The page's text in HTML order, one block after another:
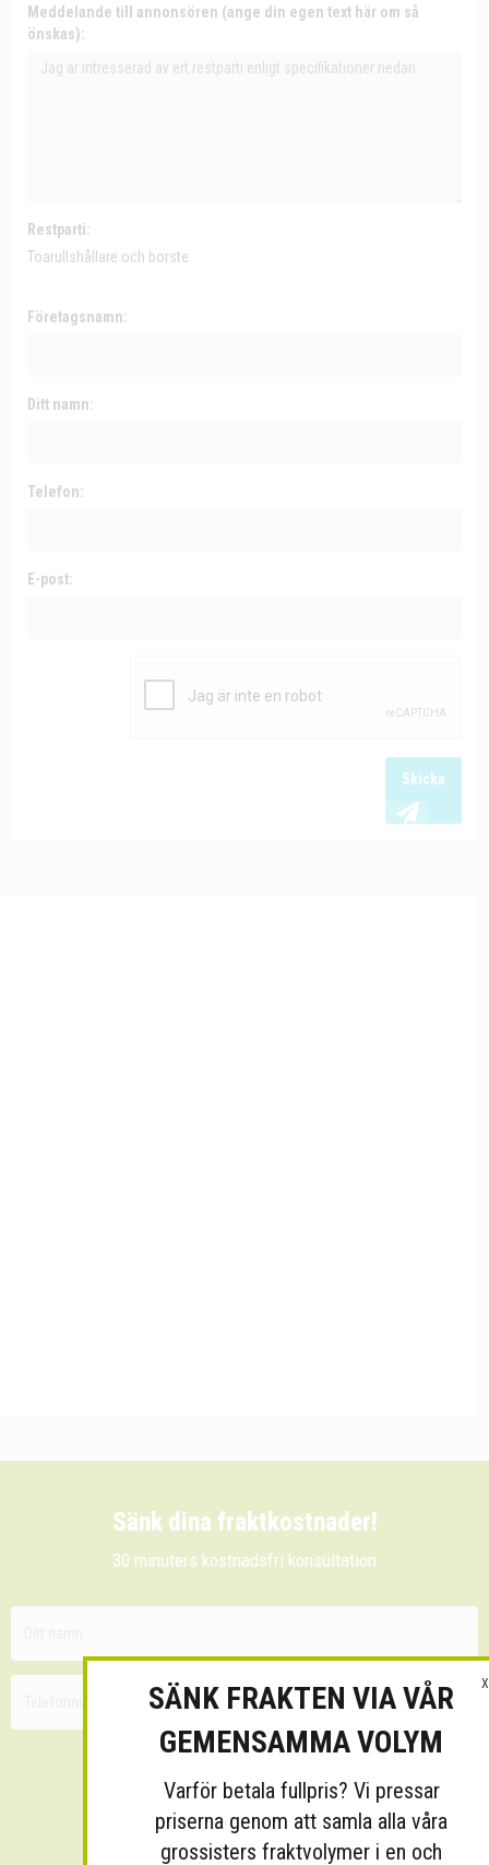
Meddelande till annonsören (ange din egen text här om så
önskas):
Restparti:
Toarullshållare och borste
Företagsnamn:
Ditt namn:
Telefon:
E-post:
Skicka
Sänk dina fraktkostnader!
30 minuters kostnadsfri konsultation
X
SÄNK FRAKTEN VIA VÅR
GEMENSAMMA VOLYM
Varför betala fullpris? Vi pressar
priserna genom att samla alla våra
grossisters fraktvolymer i en och